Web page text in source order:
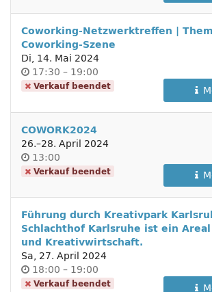
Coworking-Netzwerktreffen |
Coworking-Szene
Di, 14. Mai 2024
Uhrzeit
17:30 –bis
19:00
Verkauf beendet
COWORK2024
26.–bis
28. April 2024
Uhrzeit
13:00
Verkauf beendet
Führung durch Kreativpark
Schlachthof Karlsruhe ist ein
und Kreativwirtschaft.
Sa, 27. April 2024
Uhrzeit
18:00 –bis
19:00
Verkauf beendet